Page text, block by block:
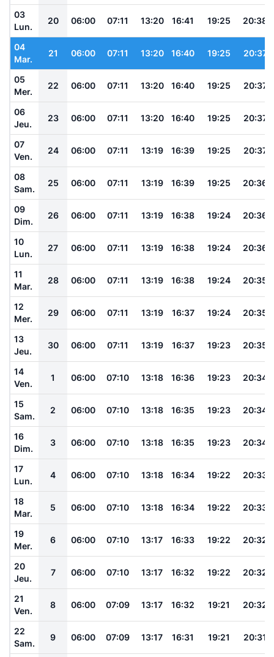
03
Lun.
20 06:00 07:11 13:20 16:41 19:25 20:38
04
Mar.
21 06:00 07:11 13:20 16:40 19:25 20:37
05
Mer.
22 06:00 07:11 13:20 16:40 19:25 20:37
06
Jeu.
23 06:00 07:11 13:20 16:40 19:25 20:37
07
Ven.
24 06:00 07:11 13:19 16:39 19:25 20:37
08
Sam.
25 06:00 07:11 13:19 16:39 19:25 20:36
09
Dim.
26 06:00 07:11 13:19 16:38 19:24 20:36
10
Lun.
27 06:00 07:11 13:19 16:38 19:24 20:36
11
Mar.
28 06:00 07:11 13:19 16:38 19:24 20:35
12
Mer.
29 06:00 07:11 13:19 16:37 19:24 20:35
13
Jeu.
30 06:00 07:11 13:19 16:37 19:23 20:35
14
Ven.
1 06:00 07:10 13:18 16:36 19:23 20:34
15
Sam.
2 06:00 07:10 13:18 16:35 19:23 20:34
16
Dim.
3 06:00 07:10 13:18 16:35 19:23 20:34
17
Lun.
4 06:00 07:10 13:18 16:34 19:22 20:33
18
Mar.
5 06:00 07:10 13:18 16:34 19:22 20:33
19
Mer.
6 06:00 07:10 13:17 16:33 19:22 20:32
20
Jeu.
7 06:00 07:10 13:17 16:32 19:22 20:32
21
Ven.
8 06:00 07:09 13:17 16:32 19:21 20:32
22
Sam.
9 06:00 07:09 13:17 16:31 19:21 20:31